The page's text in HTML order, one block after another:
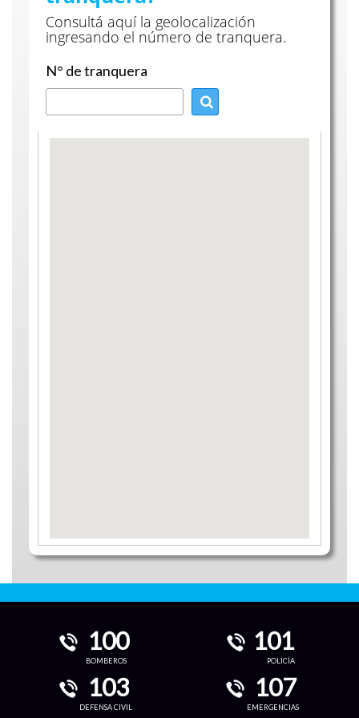
Consultá aquí la geolocalización
ingresando el número de tranquera.
N° de tranquera
100
BOMBEROS
101
POLICÍA
103
DEFENSA CIVIL
107
EMERGENCIAS